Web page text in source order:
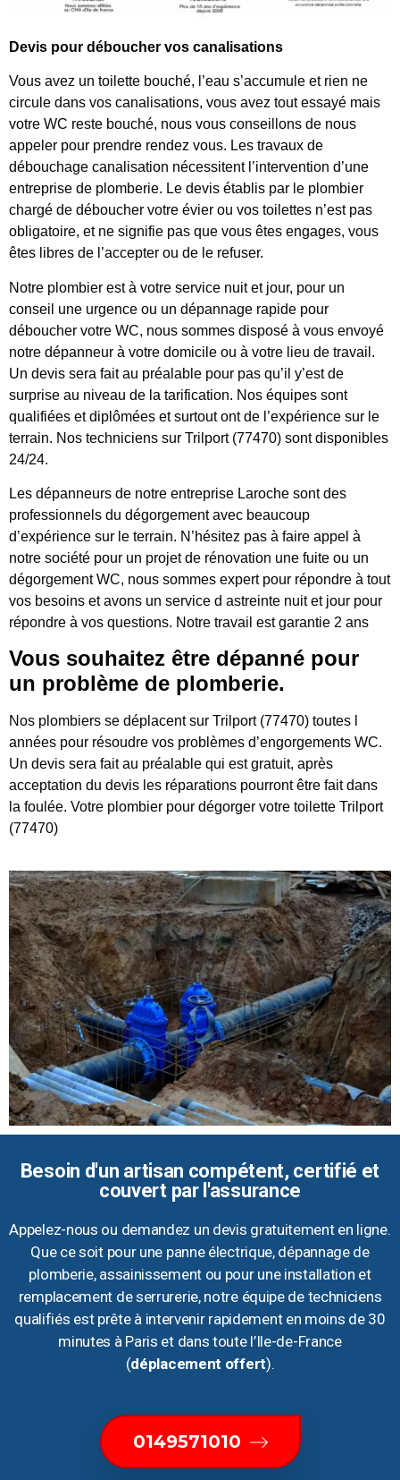
Devis pour déboucher vos canalisations
Vous avez un toilette bouché, l’eau s’accumule et rien ne
circule dans vos canalisations, vous avez tout essayé mais
votre WC reste bouché, nous vous conseillons de nous
appeler pour prendre rendez vous. Les travaux de
débouchage canalisation nécessitent l’intervention d’une
entreprise de plomberie. Le devis établis par le plombier
chargé de déboucher votre évier ou vos toilettes n’est pas
obligatoire, et ne signifie pas que vous êtes engages, vous
êtes libres de l’accepter ou de le refuser.
Notre plombier est à votre service nuit et jour, pour un
conseil une urgence ou un dépannage rapide pour
déboucher votre WC, nous sommes disposé à vous envoyé
notre dépanneur à votre domicile ou à votre lieu de travail.
Un devis sera fait au préalable pour pas qu’il y’est de
surprise au niveau de la tarification. Nos équipes sont
qualifiées et diplômées et surtout ont de l’expérience sur le
terrain. Nos techniciens sur Trilport (77470) sont disponibles
24/24.
Les dépanneurs de notre entreprise Laroche sont des
professionnels du dégorgement avec beaucoup
d’expérience sur le terrain. N’hésitez pas à faire appel à
notre société pour un projet de rénovation une fuite ou un
dégorgement WC, nous sommes expert pour répondre à tout
vos besoins et avons un service d astreinte nuit et jour pour
répondre à vos questions. Notre travail est garantie 2 ans
Vous souhaitez être dépanné pour
un problème de plomberie.
Nos plombiers se déplacent sur Trilport (77470) toutes l
années pour résoudre vos problèmes d’engorgements WC.
Un devis sera fait au préalable qui est gratuit, après
acceptation du devis les réparations pourront être fait dans
la foulée. Votre plombier pour dégorger votre toilette Trilport
(77470)
Besoin d'un artisan compétent, certifié et
couvert par l'assurance
Appelez-nous ou demandez un devis gratuitement en ligne.
Que ce soit pour une panne électrique, dépannage de
plomberie, assainissement ou pour une installation et
remplacement de serrurerie, notre équipe de techniciens
qualifiés est prête à intervenir rapidement en moins de 30
minutes à Paris et dans toute l’Ile-de-France
(déplacement offert).
0149571010